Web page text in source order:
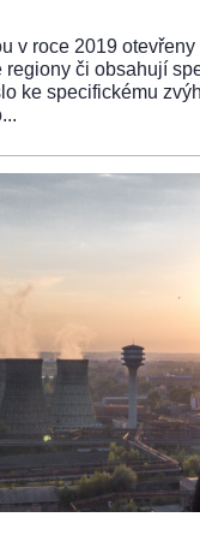
v roce 2019
či obsahují
ke specifickému